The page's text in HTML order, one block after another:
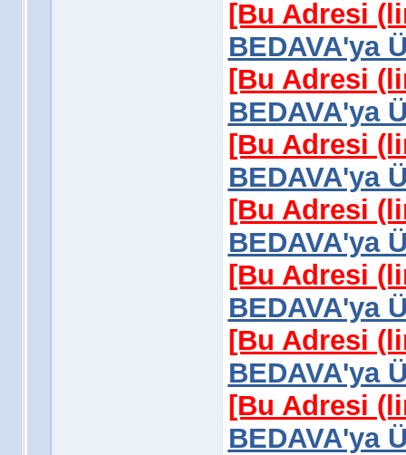
[Bu Adresi
BEDAVA'ya
[Bu Adresi
BEDAVA'ya
[Bu Adresi
BEDAVA'ya
[Bu Adresi
BEDAVA'ya
[Bu Adresi
BEDAVA'ya
[Bu Adresi
BEDAVA'ya
[Bu Adresi
BEDAVA'ya